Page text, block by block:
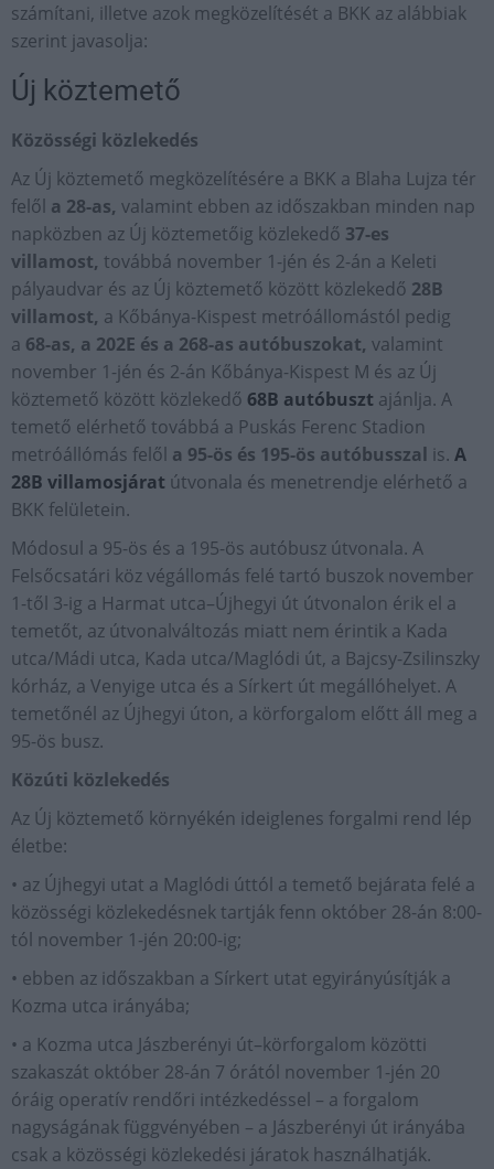
számítani, illetve azok megközelítését a BKK az alábbiak
szerint javasolja:
Új köztemető
Közösségi közlekedés
Az Új köztemető megközelítésére a BKK a Blaha Lujza tér
felől a 28-as, valamint ebben az időszakban minden nap
napközben az Új köztemetőig közlekedő 37-es
villamost, továbbá november 1-jén és 2-án a Keleti
pályaudvar és az Új köztemető között közlekedő 28B
villamost, a Kőbánya-Kispest metróállomástól pedig
a 68-as, a 202E és a 268-as autóbuszokat, valamint
november 1-jén és 2-án Kőbánya-Kispest M és az Új
köztemető között közlekedő 68B autóbuszt ajánlja. A
temető elérhető továbbá a Puskás Ferenc Stadion
metróállómás felől a 95-ös és 195-ös autóbusszal is. A
28B villamosjárat útvonala és menetrendje elérhető a
BKK felületein.
Módosul a 95-ös és a 195-ös autóbusz útvonala. A
Felsőcsatári köz végállomás felé tartó buszok november
1-től 3-ig a Harmat utca–Újhegyi út útvonalon érik el a
temetőt, az útvonalváltozás miatt nem érintik a Kada
utca/Mádi utca, Kada utca/Maglódi út, a Bajcsy-Zsilinszky
kórház, a Venyige utca és a Sírkert út megállóhelyet. A
temetőnél az Újhegyi úton, a körforgalom előtt áll meg a
95-ös busz.
Közúti közlekedés
Az Új köztemető környékén ideiglenes forgalmi rend lép
életbe:
• az Újhegyi utat a Maglódi úttól a temető bejárata felé a
közösségi közlekedésnek tartják fenn október 28-án 8:00-
tól november 1-jén 20:00-ig;
• ebben az időszakban a Sírkert utat egyirányúsítják a
Kozma utca irányába;
• a Kozma utca Jászberényi út–körforgalom közötti
szakaszát október 28-án 7 órától november 1-jén 20
óráig operatív rendőri intézkedéssel – a forgalom
nagyságának függvényében – a Jászberényi út irányába
csak a közösségi közlekedési járatok használhatják.